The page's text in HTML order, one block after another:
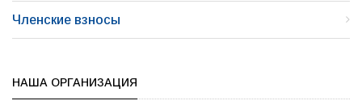
Членские взносы
НАША ОРГАНИЗАЦИЯ